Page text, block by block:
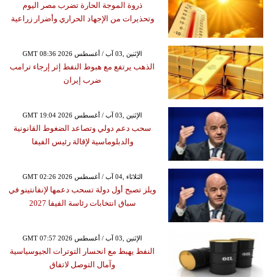
ذروة الموجة الحارة تضرب مصر اليوم
وتحذيرات من الإجهاد الحراري وأضرار زراعية
GMT 08:36 2026 الإثنين ,03 آب / أغسطس
الذهب يرتفع مع هبوط النفط إثر إرجاء ترامب
ضرب إيران
GMT 19:04 2026 الإثنين ,03 آب / أغسطس
سحب دعم دولي وتصاعد الضغوط القانونية
والدبلوماسية لإقالة رئيس الفيفا
GMT 02:26 2026 الثلاثاء ,04 آب / أغسطس
ويلز تصبح أول دولة تسحب دعمها لإنفانتينو في
سباق انتخابات رئاسة الفيفا 2027
GMT 07:57 2026 الإثنين ,03 آب / أغسطس
النفط يهبط مع انحسار التوترات الجيوسياسية
وآمال التوصل لاتفاق